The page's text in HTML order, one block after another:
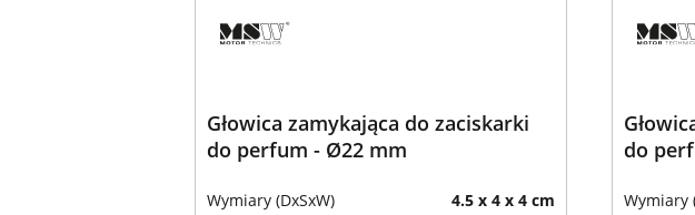
Głowica zamykająca do zaciskarki
do perfum - Ø22 mm
Wymiary (DxSxW) 4.5 x 4 x 4 cm
do
Wymiary